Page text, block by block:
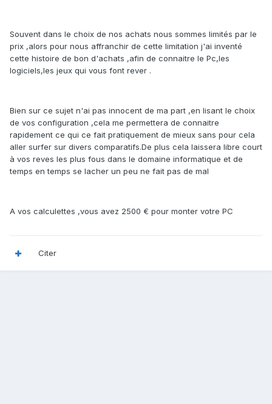
Souvent dans le choix de nos achats nous sommes limités par le
prix ,alors pour nous affranchir de cette limitation j'ai inventé
cette histoire de bon d'achats ,afin de connaitre le Pc,les
logiciels,les jeux qui vous font rever .
Bien sur ce sujet n'ai pas innocent de ma part ,en lisant le choix
de vos configuration ,cela me permettera de connaitre
rapidement ce qui ce fait pratiquement de mieux sans pour cela
aller surfer sur divers comparatifs.De plus cela laissera libre court
à vos reves les plus fous dans le domaine informatique et de
temps en temps se lacher un peu ne fait pas de mal
A vos calculettes ,vous avez 2500 € pour monter votre PC
Citer